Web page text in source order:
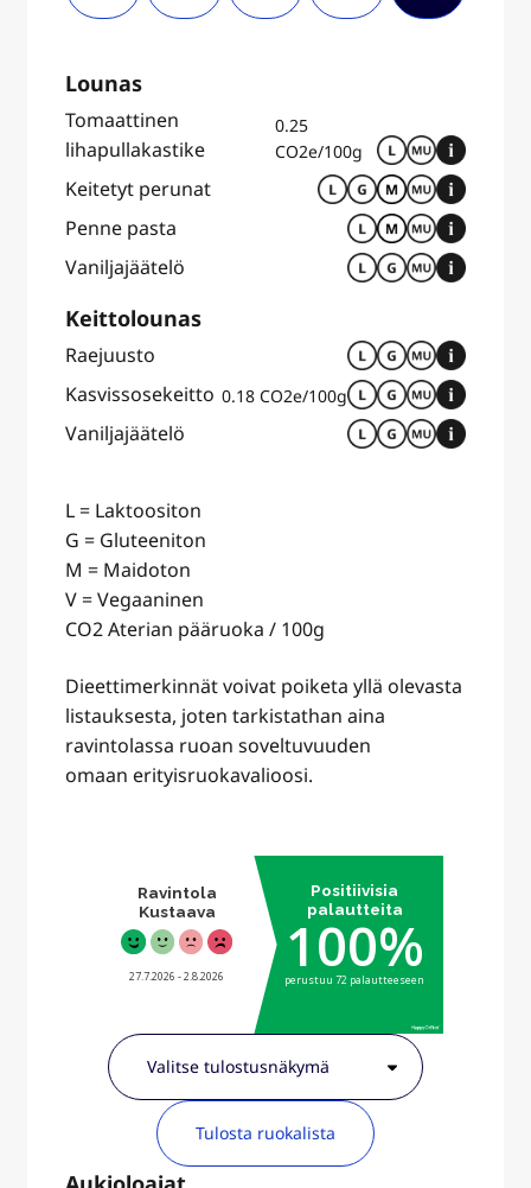
Lounas
Tomaattinen
lihapullakastike
0.25
CO2e/100g
Keitetyt perunat
Penne pasta
Vaniljajäätelö
Keittolounas
Raejuusto
Kasvissosekeitto 0.18 CO2e/100g
Vaniljajäätelö
L = Laktoositon
G = Gluteeniton
M = Maidoton
V = Vegaaninen
CO2 Aterian pääruoka / 100g
Dieettimerkinnät voivat poiketa yllä olevasta
listauksesta, joten tarkistathan aina
ravintolassa ruoan soveltuvuuden
omaan erityisruokavalioosi.
Tulosta ruokalista